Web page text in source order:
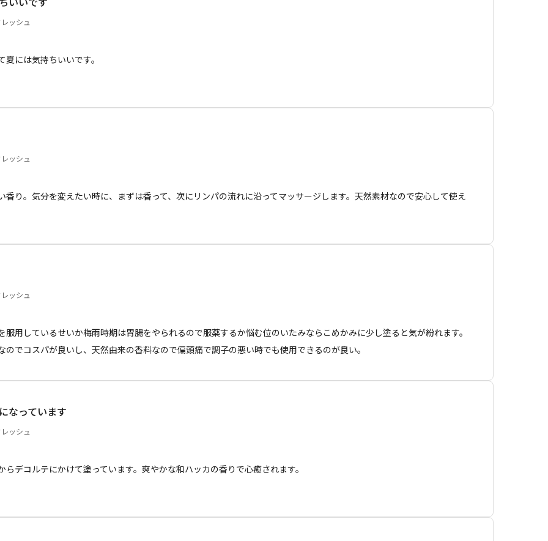
控えください。
ッシュ
には気持ちいいです。
ッシュ
香り。気分を変えたい時に、まずは香って、次にリンパの流れに沿ってマッサージします。天然素材なので安心して使え
ッシュ
服用しているせいか梅雨時期は胃腸をやられるので服薬するか悩む位のいたみならこめかみに少し塗ると気が紛れます。
のでコスパが良いし、天然由来の香料なので偏頭痛で調子の悪い時でも使用できるのが良い。
なっています
ッシュ
らデコルテにかけて塗っています。爽やかな和ハッカの香りで心癒されます。